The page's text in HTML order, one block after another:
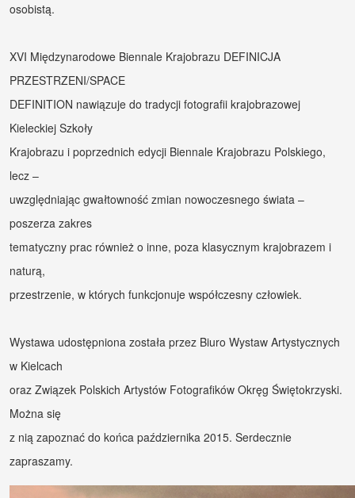
Zajęcia
Wydarzenia
Projekty
Praca
Rozeznanie
Kontakt
osobistą.
XVI Międzynarodowe Biennale Krajobrazu DEFINICJA
PRZESTRZENI/SPACE
DEFINITION nawiązuje do tradycji fotografii krajobrazowej
Kieleckiej Szkoły
Krajobrazu i poprzednich edycji Biennale Krajobrazu Polskiego,
lecz –
uwzględniając gwałtowność zmian nowoczesnego świata –
poszerza zakres
tematyczny prac również o inne, poza klasycznym krajobrazem i
naturą,
przestrzenie, w których funkcjonuje współczesny człowiek.
Wystawa udostępniona została przez Biuro Wystaw Artystycznych
w Kielcach
oraz Związek Polskich Artystów Fotografików Okręg Świętokrzyski.
Można się
z nią zapoznać do końca października 2015. Serdecznie
zapraszamy.